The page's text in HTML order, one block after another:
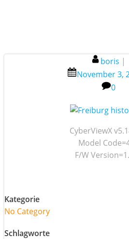
boris |
November 3,
0
CyberViewX
Model
F/W
Kategorie
No Category
Schlagworte